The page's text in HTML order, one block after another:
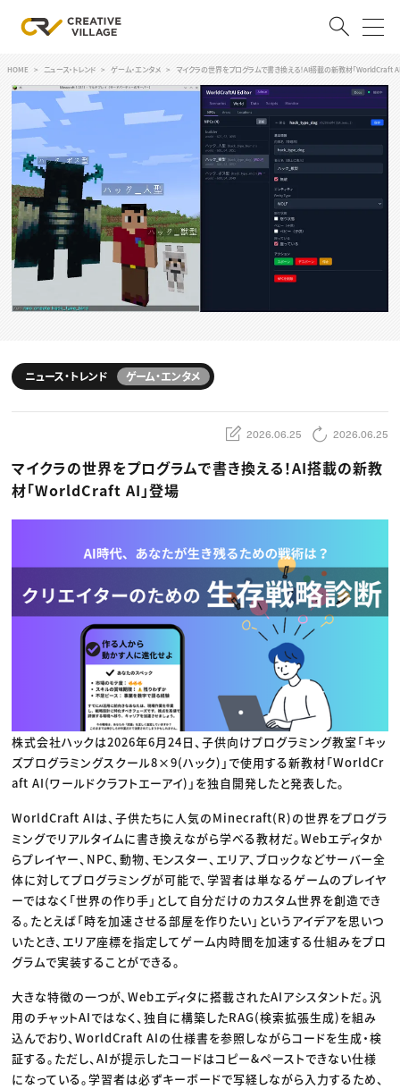
ログイン 会員登録
RECRUIT
クリエイター求人を探す
CREATIVE JOB求人検索
特集求人
採用説明会
転職支援サービス
スキルアップしたい！ トップ
デザイン
プログラミング
編集・ライティング
業界解説・キャリア事情
お役立ち基礎知識
TOP Creator’s コラム
TOP Creator’s コラム トップ
映像クリエイター
マーケッター
クリエイターインタビュー
ニュース・トレンド
ニュース・トレンド トップ
映像
出版
CREATIVE VILLAGEからのお知らせ
プロフェッショナル×つながる×メディア
HOME ニュース・トレンド ゲーム・エンタメ マイクラの世界をプログラムで書き換える！AI搭載の新教材「WorldCraft
ニュース・トレンド ゲーム・エンタメ
2026.06.25 2026.06.25
マイクラの世界をプログラムで書き換える！AI搭載の新教
材「WorldCraft AI」登場
株式会社ハックは2026年6月24日、子供向けプログラミング教室「キッ
ズプログラミングスクール8×9(ハック)」で使用する新教材「WorldCr
aft AI(ワールドクラフトエーアイ)」を独自開発したと発表した。
WorldCraft AIは、子供たちに人気のMinecraft(R)の世界をプログラ
ミングでリアルタイムに書き換えながら学べる教材だ。Webエディタか
らプレイヤー、NPC、動物、モンスター、エリア、ブロックなどサーバー全
体に対してプログラミングが可能で、学習者は単なるゲームのプレイヤ
ーではなく「世界の作り手」として自分だけのカスタム世界を創造でき
る。たとえば「時を加速させる部屋を作りたい」というアイデアを思いつ
いたとき、エリア座標を指定してゲーム内時間を加速する仕組みをプロ
グラムで実装することができる。
大きな特徴の一つが、Webエディタに搭載されたAIアシスタントだ。汎
用のチャットAIではなく、独自に構築したRAG(検索拡張生成)を組み
込んでおり、WorldCraft AIの仕様書を参照しながらコードを生成・検
証する。ただし、AIが提示したコードはコピー&ペーストできない仕様
になっている。学習者は必ずキーボードで写経しながら入力するため、